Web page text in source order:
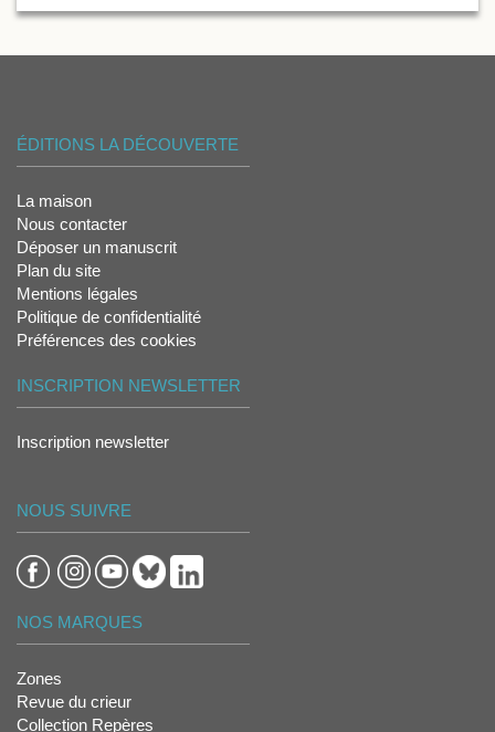
ÉDITIONS LA DÉCOUVERTE
La maison
Nous contacter
Déposer un manuscrit
Plan du site
Mentions légales
Politique de confidentialité
Préférences des cookies
INSCRIPTION NEWSLETTER
Inscription newsletter
NOUS SUIVRE
NOS MARQUES
Zones
Revue du crieur
Collection Repères